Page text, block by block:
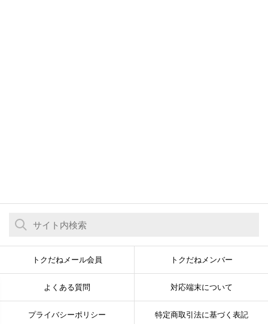
トクだねメール会員 トクだねメンバー
よくある質問 対応端末について
プライバシーポリシー 特定商取引法に基づく表記